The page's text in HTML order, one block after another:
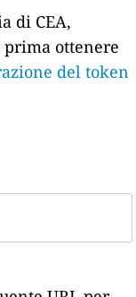
di CEA,
prima ottenere
del token